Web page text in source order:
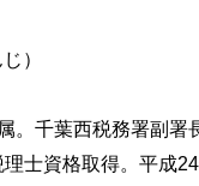
控除
た場合の（特定増改築
特例に係る主な税額控
）
。千葉西税務署副
士資格取得。平成